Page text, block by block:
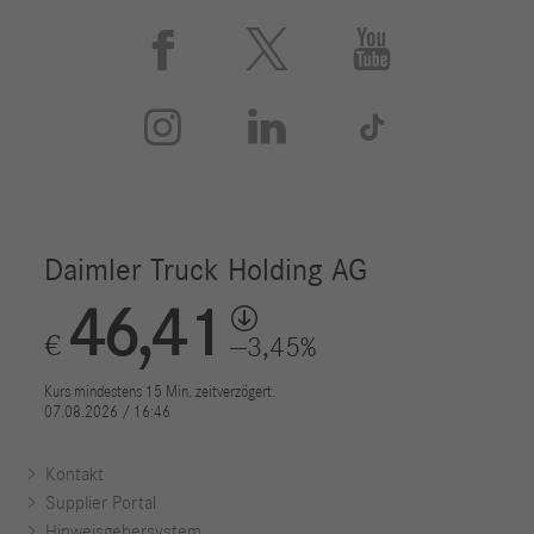
Hier ist sie mit Sitz- und Lehnfläche in Schwarz-Orange,
Seitenwangen in Antharazit, einem Kopfteil Composition
Eisengrau, Kedern in Composition Grenadine sowie
einem Sitzrücken in Nadelvlies sehr einladend
übernimmt der Sprinter City 75 in der Ausstattungslinie
Hochbodenbereich angeordnet, weitere sieben vorne
Niederflur-Segment. Die Doppelsitze sind dort mit
demontiert werden. Wird nur der vordere der drei
 


 
Kontakt
Supplier Portal